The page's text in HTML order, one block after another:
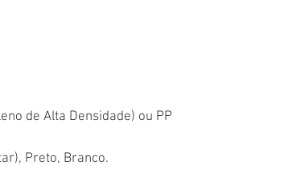
de Alta Densidade) ou PP
Preto, Branco.